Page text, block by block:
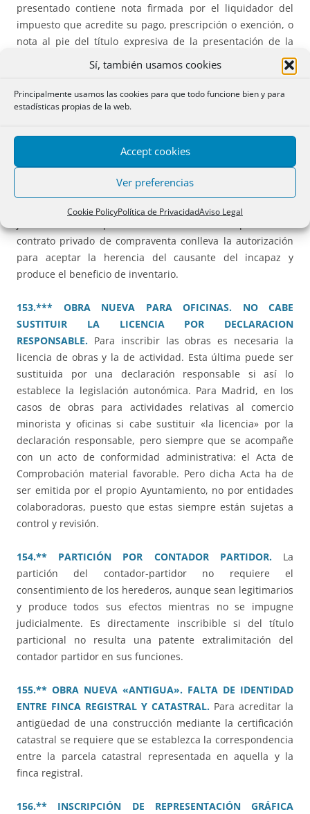
Sí, también usamos cookies
Principalmente usamos las cookies para que todo funcione bien y para
estadísticas propias de la web.
Accept cookies
Ver preferencias
Cookie PolicyPolítica de PrivacidadAviso Legal
presentado contiene nota firmada por el liquidador del
impuesto que acredite su pago, prescripción o exención, o
nota al pie del título expresiva de la presentación de la
autoliquidación correspondiente.
148.** ANOTACIÓN PREVENTIVA DE PROHIBICIÓN DE
DISPONER. TRACTO SUCESIVO.
emplazado ni demandado ni concurre excepción legal
(penal o tributaria) ni judicial (doctrina
152.** VENTA POR TUTOR CON AUTORIZACIÓN JUDICIAL
Y ACEPTACIÓN PREVIA DE HERENCIA.La autorización
contrato privado de compraventa conlleva la autorización
para aceptar la herencia del causante del incapaz y
produce el beneficio de inventario.
153.*** OBRA NUEVA PARA OFICINAS. NO CABE
SUSTITUIR LA LICENCIA POR DECLARACION
RESPONSABLE. Para inscribir las obras es necesaria la
licencia de obras y la de actividad. Esta última puede ser
sustituida por una declaración responsable si así lo
establece la legislación autonómica. Para Madrid, en los
casos de obras para actividades relativas al comercio
minorista y oficinas si cabe sustituir «la licencia» por la
declaración responsable, pero siempre que se acompañe
con un acto de conformidad administrativa: el Acta de
Comprobación material favorable. Pero dicha Acta ha de
ser emitida por el propio Ayuntamiento, no por entidades
colaboradoras, puesto que estas siempre están sujetas a
control y revisión.
154.** PARTICIÓN POR CONTADOR PARTIDOR.La
partición del contador-partidor no requiere el
consentimiento de los herederos, aunque sean legitimarios
y produce todos sus efectos mientras no se impugne
judicialmente. Es directamente inscribible si del título
particional no resulta una patente extralimitación del
contador partidor en sus funciones.
155.** OBRA NUEVA «ANTIGUA». FALTA DE IDENTIDAD
ENTRE FINCA REGISTRAL Y CATASTRAL. Para acreditar la
antigüedad de una construcción mediante la certificación
catastral se requiere que se establezca la correspondencia
entre la parcela catastral representada en aquella y la
finca registral.
156.** INSCRIPCIÓN DE REPRESENTACIÓN GRÁFICA